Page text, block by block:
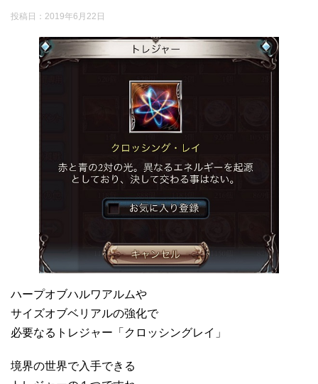
投稿日： 2019年6月22日
ハープオブハルワアルムや
サイズオブベリアルの強化で
必要なるトレジャー「クロッシングレイ」
境界の世界で入手できる